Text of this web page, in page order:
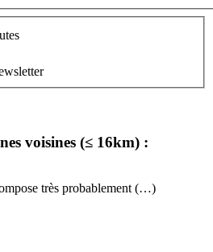
voisines (≤ 16km) :
très probablement (…)